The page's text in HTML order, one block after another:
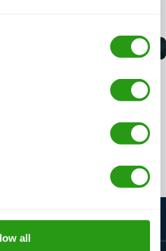
all
BOSIET?
w dziedzinie